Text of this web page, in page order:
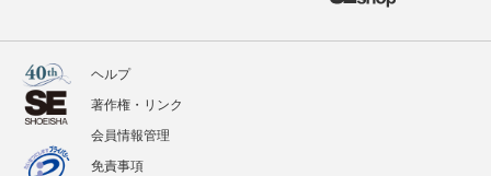
ヘルプ
著作権・リンク
会員情報管理
免責事項